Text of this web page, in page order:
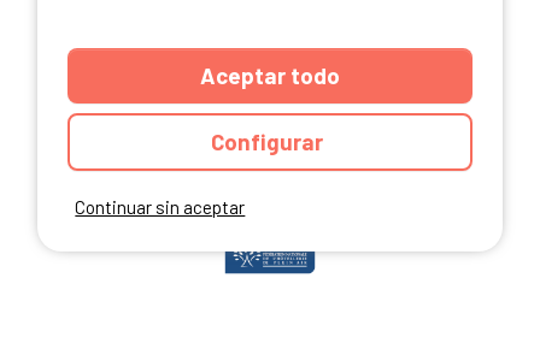
Continuar sin aceptar
Aceptar todo
Configurar